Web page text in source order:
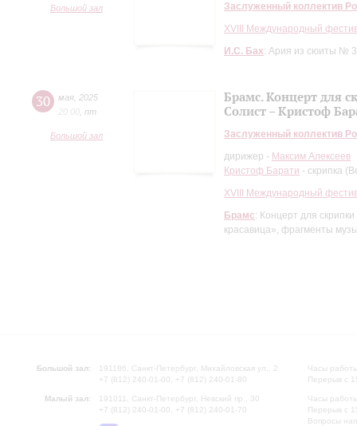
Большой зал
Заслуженный коллектив
XVIII Международный
И.С. Бах: Ария из сюиты №
30 мая 2025
20:00 пт
Большой зал
Брамс. Концерт для
Солист – Кристоф
Заслуженный коллектив
дирижер - Максим Алексеев
Кристоф Барати - скрипка
XVIII Международный
Брамс: Концерт для
красавица», фрагменты
Большой зал:
191186, Санкт-Петербург, Михайловская ул., 2
+7 (812) 240-01-00, +7 (812) 240-01-80
Малый зал:
191011, Санкт-Петербург, Невский пр., 30
+7 (812) 240-01-00, +7 (812) 240-01-70
Часы
Перерыв с
Часы
Перерыв с
Вопросы